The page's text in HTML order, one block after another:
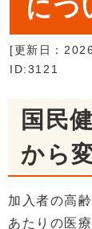
につ
[更新日：
ID:3121
国民
から
加入者の高
あたりの医